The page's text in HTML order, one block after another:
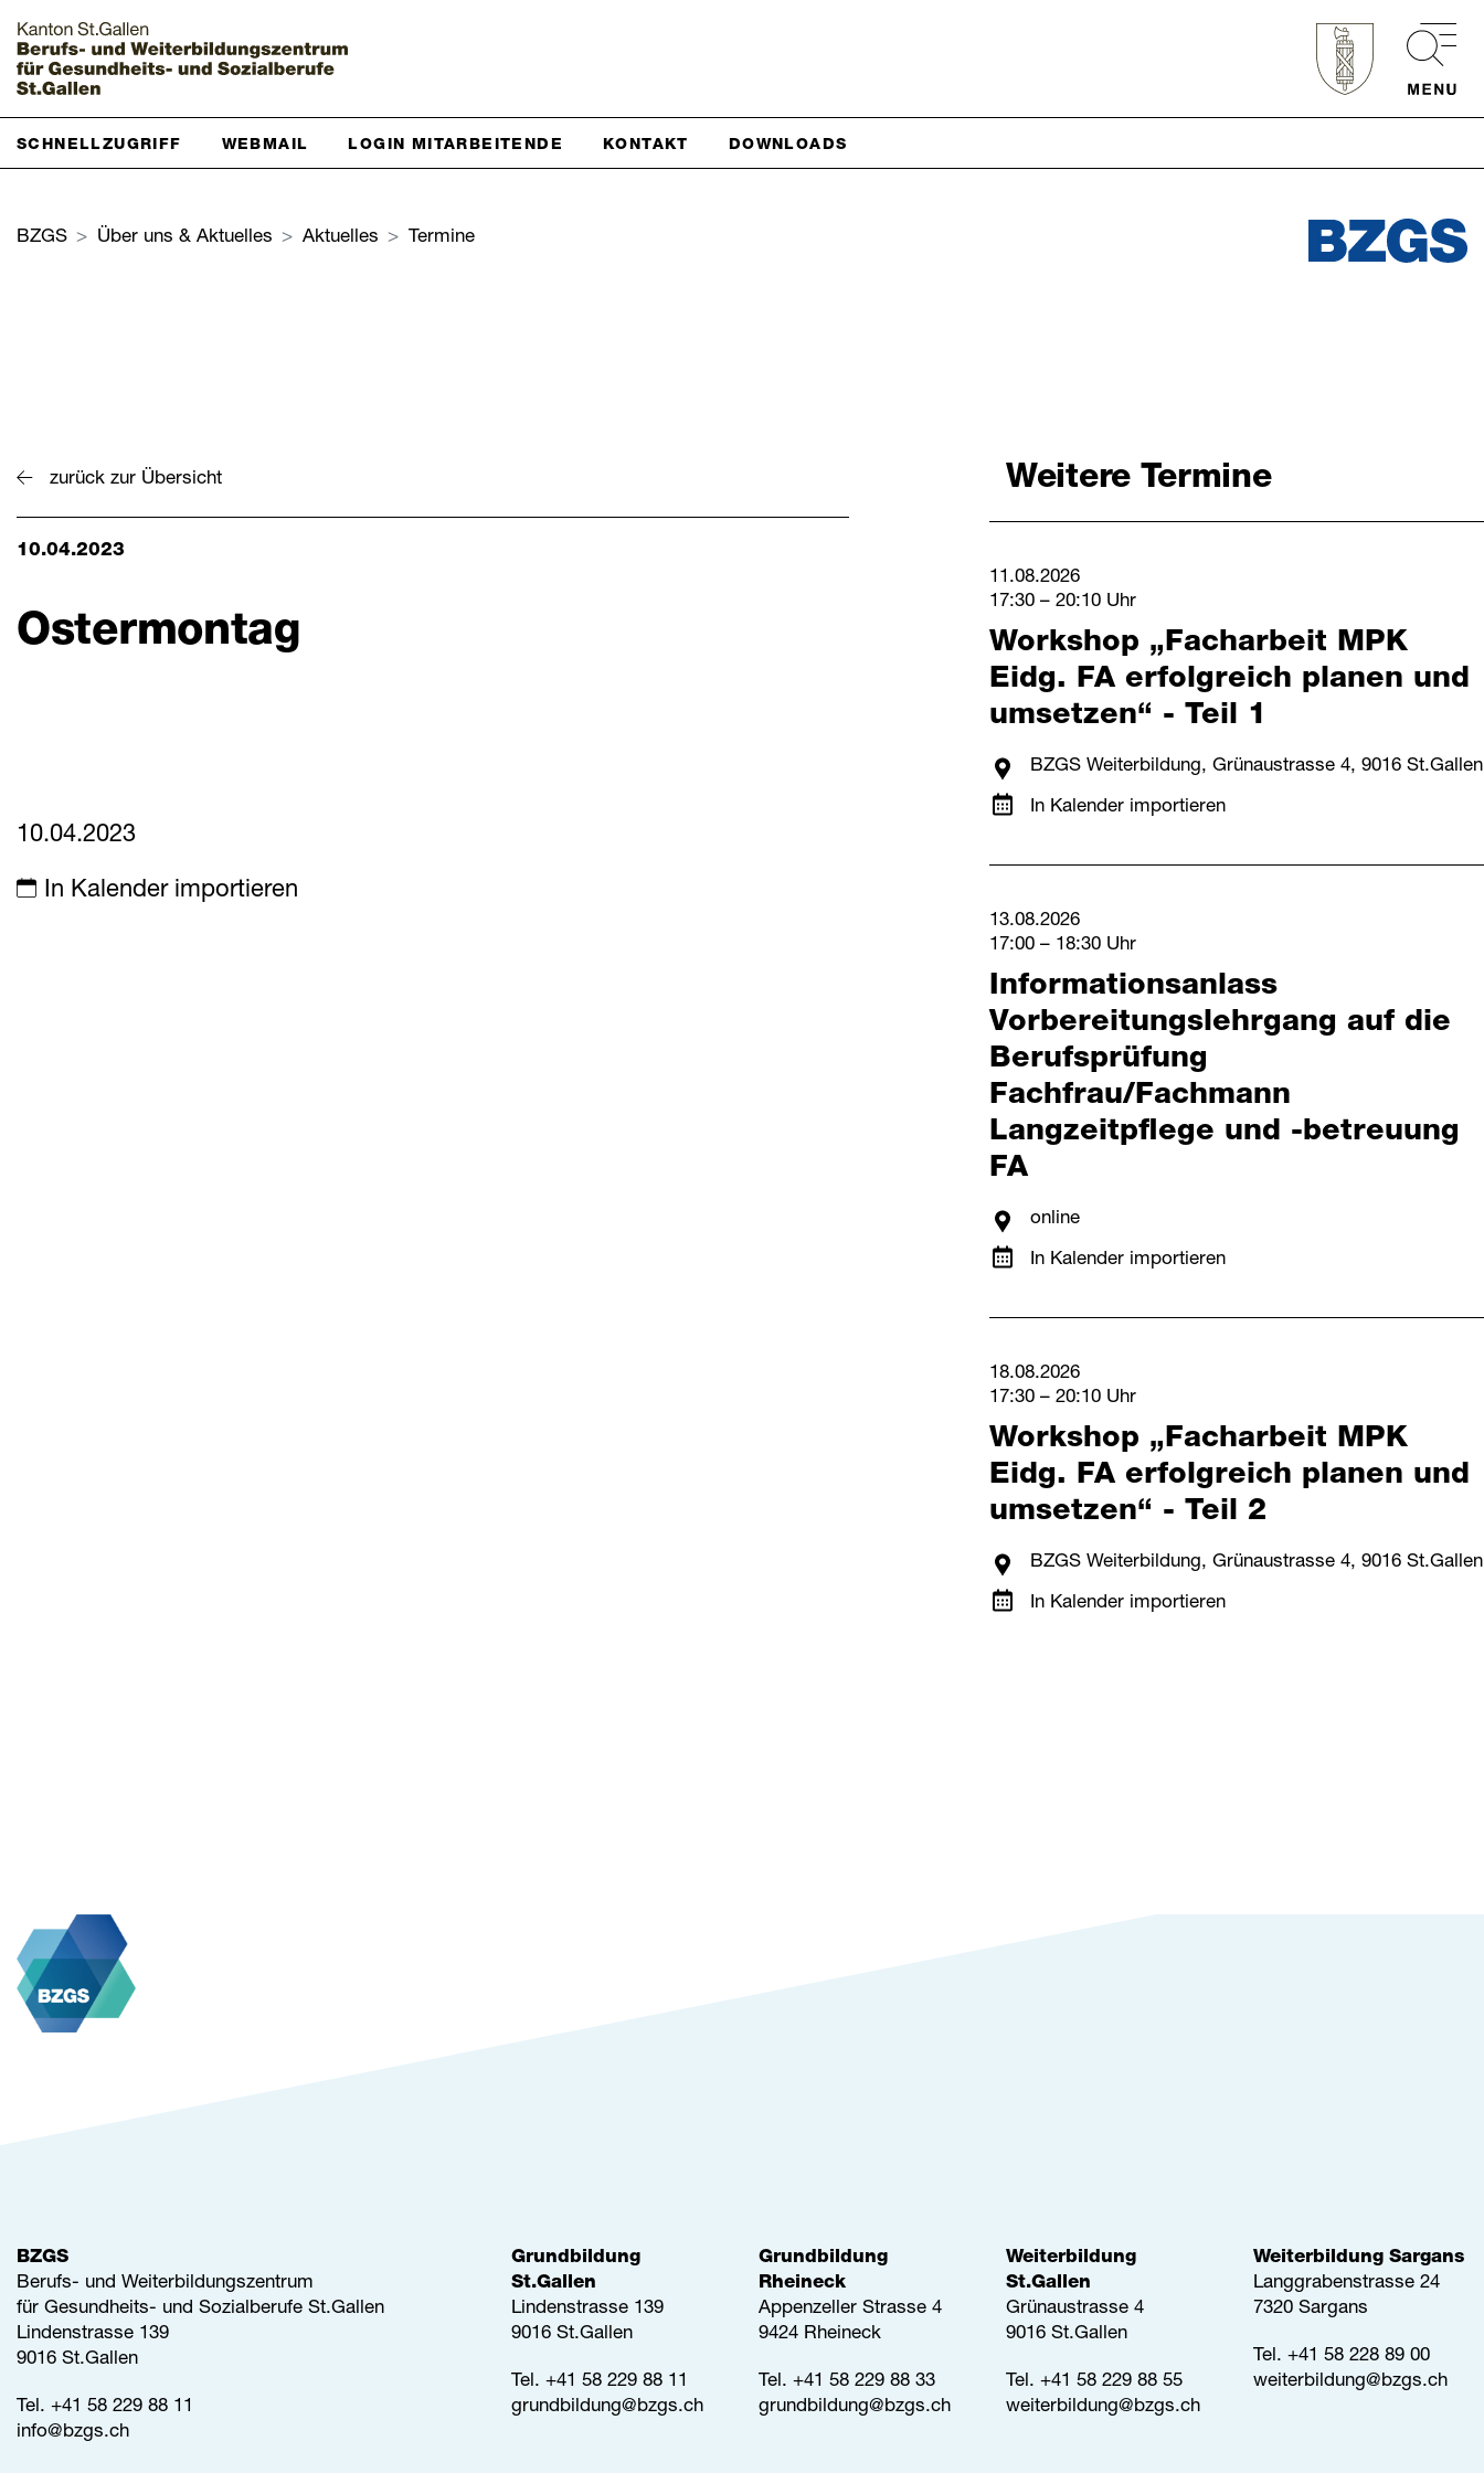
SCHNELLZUGRIFF WEBMAIL LOGIN MITARBEITENDE KONTAKT DOWNLOADS
BZGS Über uns & Aktuelles Aktuelles Termine
zurück zur Übersicht
10.04.2023
Ostermontag
10.04.2023
In Kalender importieren
Weitere Termine
11.08.2026
17:30 – 20:10 Uhr
Workshop „Facharbeit MPK
Eidg. FA erfolgreich planen und
umsetzen“ - Teil 1
BZGS Weiterbildung, Grünaustrasse 4, 9016 St.Gallen
In Kalender importieren
13.08.2026
17:00 – 18:30 Uhr
Informationsanlass
Vorbereitungslehrgang auf die
Berufsprüfung
Fachfrau/Fachmann
Langzeitpflege und -betreuung
FA
online
In Kalender importieren
18.08.2026
17:30 – 20:10 Uhr
Workshop „Facharbeit MPK
Eidg. FA erfolgreich planen und
umsetzen“ - Teil 2
BZGS Weiterbildung, Grünaustrasse 4, 9016 St.Gallen
In Kalender importieren
BZGS
Berufs- und Weiterbildungszentrum
für Gesundheits- und Sozialberufe St.Gallen
Lindenstrasse 139
9016 St.Gallen
Tel. +41 58 229 88 11
info@bzgs.ch
Grundbildung
St.Gallen
Lindenstrasse 139
9016 St.Gallen
Tel. +41 58 229 88 11
grundbildung@bzgs.ch
Grundbildung
Rheineck
Appenzeller Strasse 4
9424 Rheineck
Tel. +41 58 229 88 33
grundbildung@bzgs.ch
Weiterbildung
St.Gallen
Grünaustrasse 4
9016 St.Gallen
Tel. +41 58 229 88 55
weiterbildung@bzgs.ch
Weiterbildung Sargans
Langgrabenstrasse 24
7320 Sargans
Tel. +41 58 228 89 00
weiterbildung@bzgs.ch
Startseite
Grundbildung
Mitteilungen